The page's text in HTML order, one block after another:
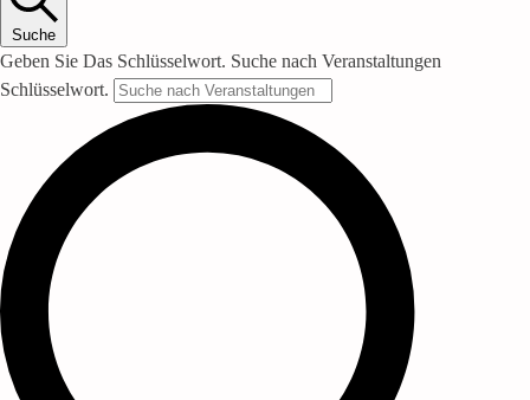
Suche
Geben Sie Das Schlüsselwort. Suche nach Veranstaltungen
Schlüsselwort.